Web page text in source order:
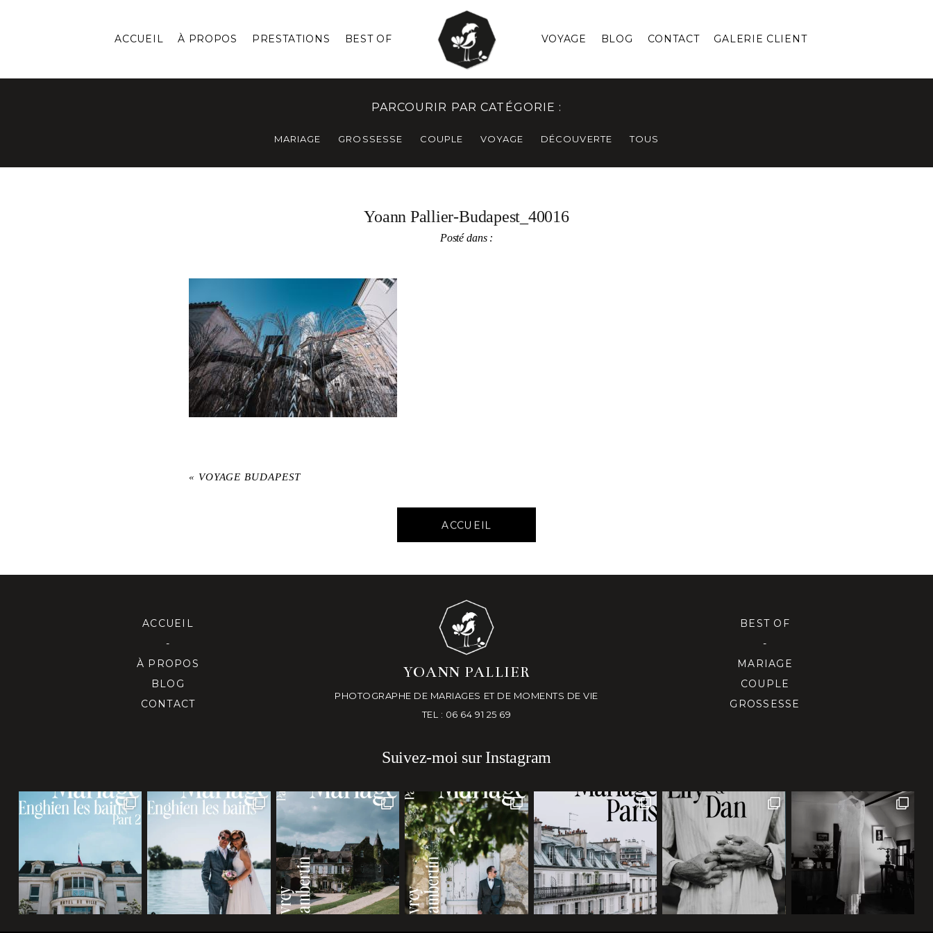
ACCUEIL À PROPOS PRESTATIONS BEST OF VOYAGE BLOG CONTACT GALERIE CLIENT
PARCOURIR PAR CATÉGORIE :
MARIAGE GROSSESSE COUPLE VOYAGE DÉCOUVERTE TOUS
Yoann Pallier-Budapest_40016
Posté dans :
« VOYAGE BUDAPEST
ACCUEIL
ACCUEIL
-
À PROPOS
BLOG
CONTACT
YOANN PALLIER
PHOTOGRAPHE DE MARIAGES ET DE MOMENTS DE VIE
TEL : 06 64 91 25 69
BEST OF
-
MARIAGE
COUPLE
GROSSESSE
Suivez-moi sur Instagram